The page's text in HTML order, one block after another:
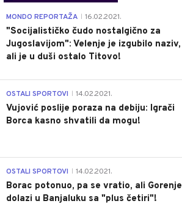
MONDO REPORTAŽA 16.02.2021.
"Socijalističko čudo nostalgično za
Jugoslavijom": Velenje je izgubilo naziv,
ali je u duši ostalo Titovo!
OSTALI SPORTOVI 14.02.2021.
Vujović poslije poraza na debiju: Igrači
Borca kasno shvatili da mogu!
OSTALI SPORTOVI 14.02.2021.
Borac potonuo, pa se vratio, ali Gorenje
dolazi u Banjaluku sa "plus četiri"!